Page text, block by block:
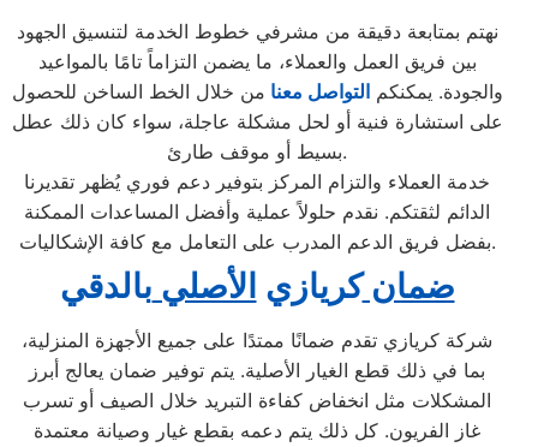
نهتم بمتابعة دقيقة من مشرفي خطوط الخدمة لتنسيق الجهود
بين فريق العمل والعملاء، ما يضمن التزاماً تامًا بالمواعيد
والجودة. يمكنكمالتواصل معنا من خلال الخط الساخن للحصول
على استشارة فنية أو لحل مشكلة عاجلة، سواء كان ذلك عطل
بسيط أو موقف طارئ.
خدمة العملاء والتزام المركز بتوفير دعم فوري يُظهر تقديرنا
الدائم لثقتكم. نقدم حلولاً عملية وأفضل المساعدات الممكنة
بفضل فريق الدعم المدرب على التعامل مع كافة الإشكاليات.
ضمانكريازي الأصلي بالدقي
شركة كريازي تقدم ضمانًا ممتدًا على جميع الأجهزة المنزلية،
بما في ذلك قطع الغيار الأصلية. يتم توفير ضمان يعالج أبرز
المشكلات مثل انخفاض كفاءة التبريد خلال الصيف أو تسرب
غاز الفريون. كل ذلك يتم دعمه بقطع غيار وصيانة معتمدة